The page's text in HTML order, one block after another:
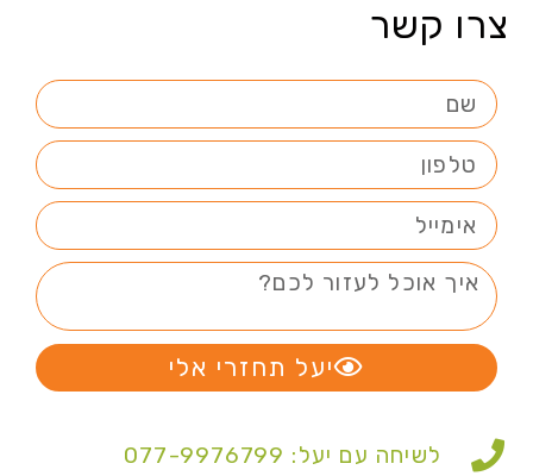
צרו קשר
יעל תחזרי אלי
לשיחה עם יעל: 077-9976799